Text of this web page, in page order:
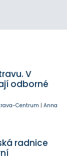
V
odborné
Centrum | Anna
radnice